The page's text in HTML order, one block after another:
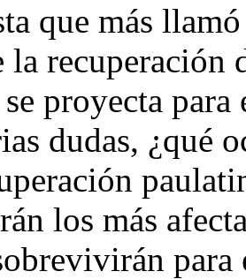
que más
la
proyecta
dudas, ¿qué
los más
para